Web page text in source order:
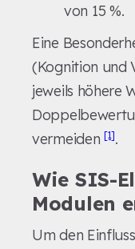
von 15 %.
Eine
(Kognition und
jeweils höhere
vermeiden [1].
Wie SIS-
Modulen
Um den